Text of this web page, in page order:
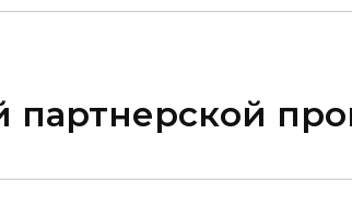
партнерской